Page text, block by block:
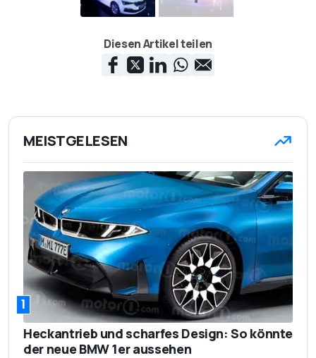
Diesen Artikel teilen
MEISTGELESEN
1
Heckantrieb und scharfes Design: So könnte
der neue BMW 1er aussehen